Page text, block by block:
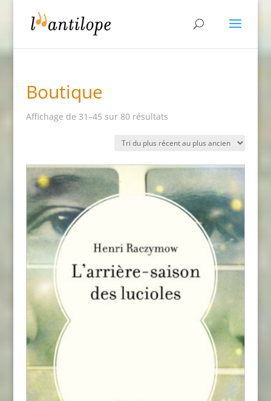
Boutique
Affichage de 31–45 sur 80 résultatsTrié
récent
au
plus